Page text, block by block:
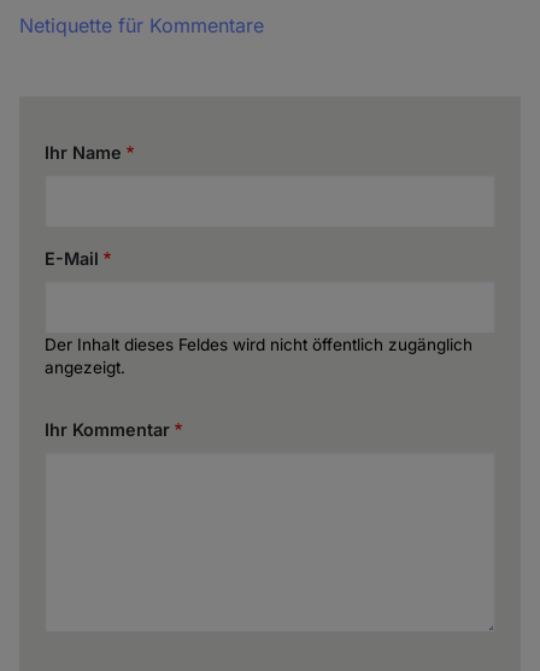
Netiquette für Kommentare
Ihr Name
E-Mail
Der Inhalt dieses Feldes wird nicht öffentlich zugänglich
angezeigt.
Ihr Kommentar